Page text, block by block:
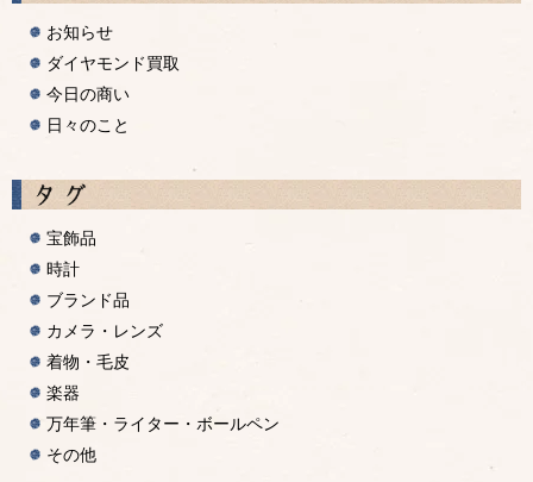
お知らせ
ダイヤモンド買取
今日の商い
日々のこと
宝飾品
時計
ブランド品
カメラ・レンズ
着物・毛皮
楽器
万年筆・ライター・ボールペン
その他